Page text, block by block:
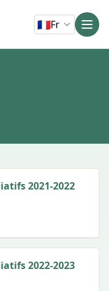
🇫🇷Fr
2021-2022
2022-2023